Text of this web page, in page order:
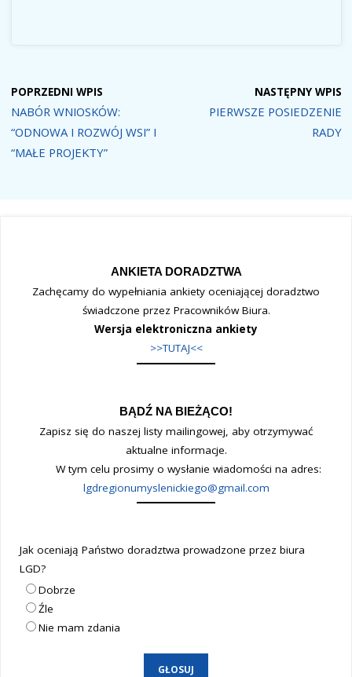
POPRZEDNI WPIS
NABÓR WNIOSKÓW:
“ODNOWA I ROZWÓJ WSI” I
“MAŁE PROJEKTY”
NASTĘPNY WPIS
PIERWSZE POSIEDZENIE
RADY
ANKIETA DORADZTWA
Zachęcamy do wypełniania ankiety oceniającej doradztwo
świadczone przez Pracowników Biura.
Wersja elektroniczna ankiety
>>TUTAJ<<
BĄDŹ NA BIEŻĄCO!
Zapisz się do naszej listy mailingowej, aby otrzymywać
aktualne informacje.
W tym celu prosimy o wysłanie wiadomości na adres:
lgdregionumyslenickiego@gmail.com
Jak oceniają Państwo doradztwa prowadzone przez biura
LGD?
Dobrze
Źle
Nie mam zdania